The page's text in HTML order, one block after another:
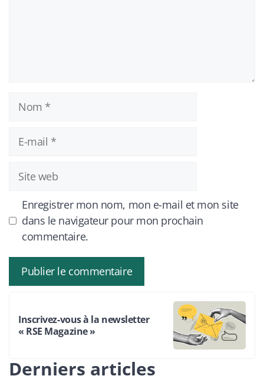
mail
Site
web
Enregistrer mon nom, mon e-mail et mon site
dans le navigateur pour mon prochain
commentaire.
Inscrivez-vous à la newsletter
« RSE Magazine »
Derniers articles